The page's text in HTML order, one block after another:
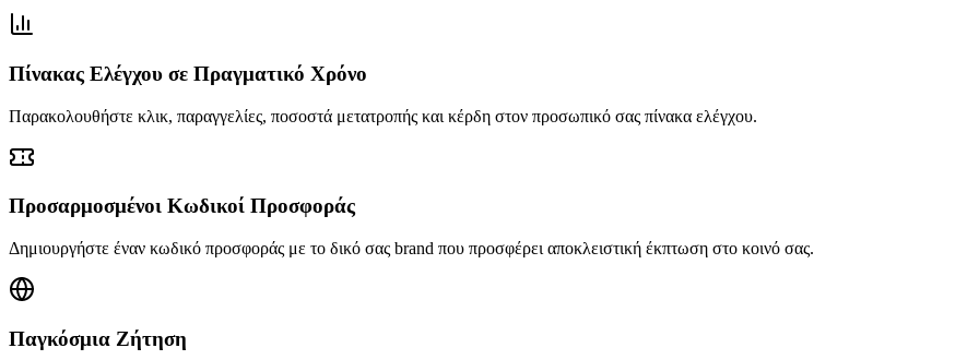
Πίνακας Ελέγχου σε Πραγματικό Χρόνο
Παρακολουθήστε κλικ, παραγγελίες, ποσοστά μετατροπής και κέρδη στον προσωπικό σας πίνακα ελέγχου.
Προσαρμοσμένοι Κωδικοί Προσφοράς
Δημιουργήστε έναν κωδικό προσφοράς με το δικό σας brand που προσφέρει αποκλειστική έκπτωση στο κοινό σας.
Παγκόσμια Ζήτηση